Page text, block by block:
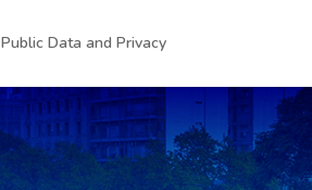
Public Data and Privacy